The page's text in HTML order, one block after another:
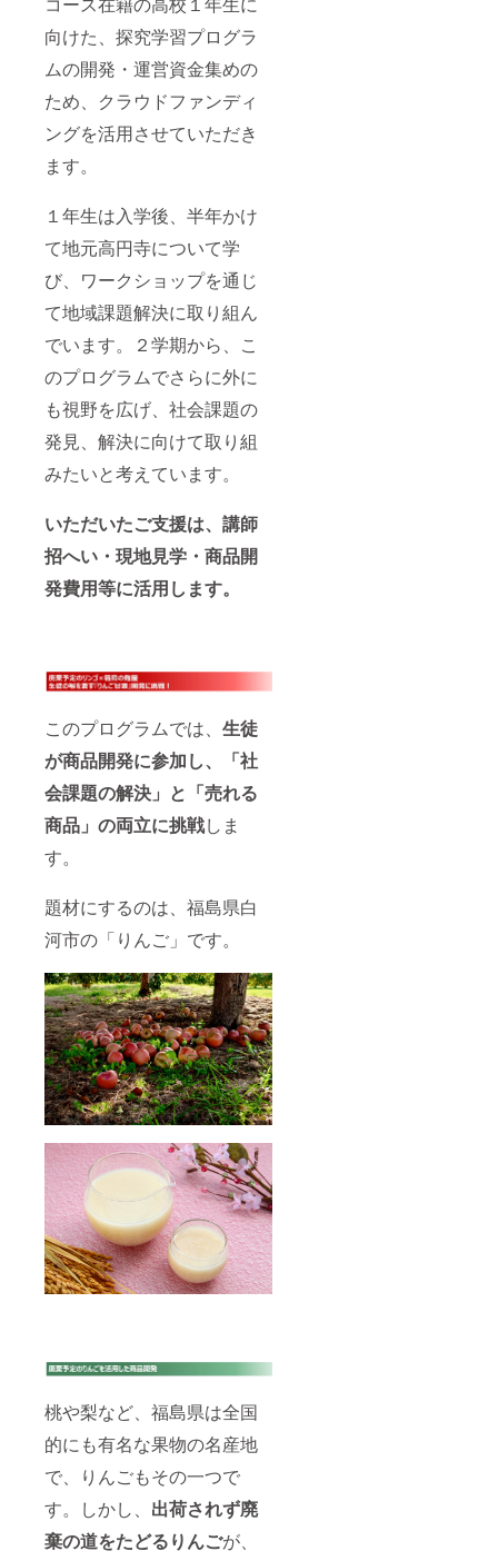
向けた、探究学習プログラ
ムの開発・運営資金集めの
ため、クラウドファンディ
ングを活用させていただき
ます。
１年生は入学後、半年かけ
て地元高円寺について学
び、ワークショップを通じ
て地域課題解決に取り組ん
でいます。２学期から、こ
のプログラムでさらに外に
も視野を広げ、社会課題の
発見、解決に向けて取り組
みたいと考えています。
いただいたご支援は、講師
招へい・現地見学・商品開
発費用等に活用します。
このプログラムでは、 生徒
が商品開発に参加し、「社
会課題の解決」と「売れる
商品」の両立に挑戦しま
す。
題材にするのは、福島県白
河市の「りんご」です。
桃や梨など、福島県は全国
的にも有名な果物の名産地
で、りんごもその一つで
す。しかし、 出荷されず廃
棄の道をたどるりんごが、